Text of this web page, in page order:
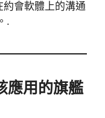
約會軟體上的溝通
.
應用的旗艦